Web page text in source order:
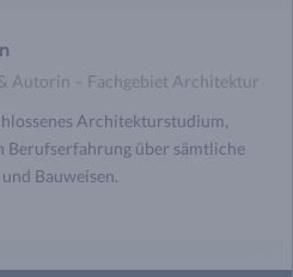
Autorin – Fachgebiet Architektur
Architekturstudium,
Berufserfahrung über sämtliche
Bauweisen.